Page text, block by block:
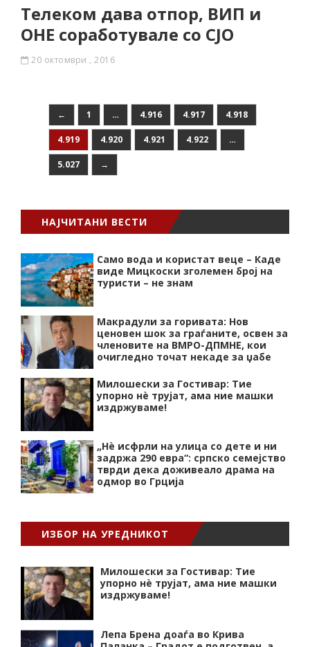
Телеком дава отпор, ВИП и
ОНЕ соработувале со СЈО
20 октомври , 2016
← 1 … 4.916 4.917 4.918
4.919 4.920 4.921 4.922 …
5.027 →
НАЈЧИТАНИ ВЕСТИ
Само вода и користат веце – Каде
виде Мицкоски зголемен број на
туристи – не знам
Макрадули за горивата: Нов
ценовен шок за граѓаните, освен за
членовите на ВМРО-ДПМНЕ, кои
очигледно точат некаде за џабе
Милошески за Гостивар: Тие
упорно нѐ трујат, ама ние машки
издржуваме!
„Нѐ исфрли на улица со дете и ни
задржа 290 евра“: српско семејство
тврди дека доживеало драма на
одмор во Грција
ИЗБОР НА УРЕДНИКОТ
Милошески за Гостивар: Тие
упорно нѐ трујат, ама ние машки
издржуваме!
Лепа Брена доаѓа во Крива